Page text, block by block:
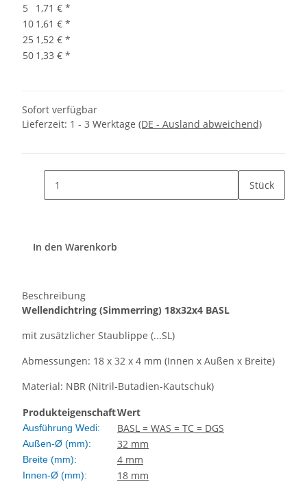
5
1,71 € *
10 1,61 € *
25 1,52 € *
50 1,33 € *
Sofort verfügbar
Lieferzeit: 1 - 3 Werktage (DE - Ausland abweichend)
Stück
In den Warenkorb
Beschreibung
Wellendichtring (Simmerring) 18x32x4 BASL
mit zusätzlicher Staublippe (...SL)
Abmessungen: 18 x 32 x 4 mm (Innen x Außen x Breite)
Material: NBR (Nitril-Butadien-Kautschuk)
ProdukteigenschaftWert
Ausführung Wedi: BASL = WAS = TC = DGS
Außen-Ø (mm): 32 mm
Breite (mm): 4 mm
Innen-Ø (mm): 18 mm